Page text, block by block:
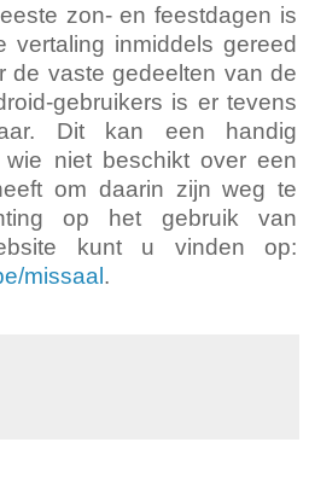
zon- en feestdagen is
vertaling inmiddels gereed
de vaste gedeelten van de
gebruikers is er tevens
Dit kan een handig
niet beschikt over een
om daarin zijn weg te
op het gebruik van
kunt u vinden op:
missaal.